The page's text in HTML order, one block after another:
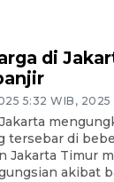
di
5:32 WIB, 2025
tersebar di
Jakarta Timur
akibat